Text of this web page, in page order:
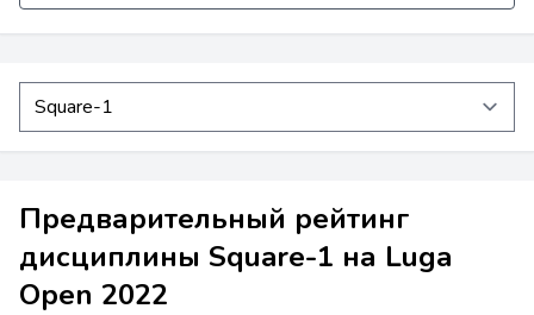
Предварительный рейтинг
дисциплины Square-1 на Luga
Open 2022